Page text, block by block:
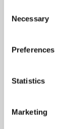
Selection
Necessary
Preferences
Statistics
Marketing